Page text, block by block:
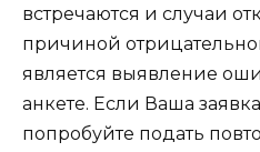
встречаются и случаи
причиной
является выявление
анкете. Если Ваша
попробуйте подать